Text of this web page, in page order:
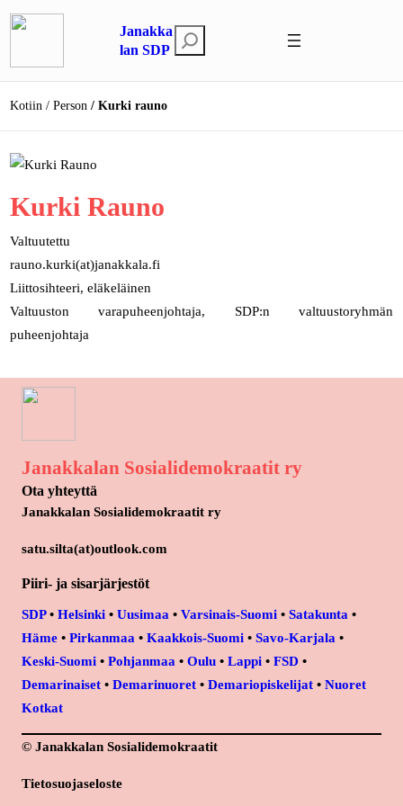
Siirry
sisältöön
Janakka
lan SDP
t
s
Kotiin Person Kurki rauno
Kurki Rauno
Valtuutettu
rauno.kurki(at)janakkala.fi
Liittosihteeri, eläkeläinen
Valtuuston varapuheenjohtaja, SDP:n valtuustoryhmän
puheenjohtaja
Janakkalan Sosialidemokraatit ry
Ota yhteyttä
Janakkalan Sosialidemokraatit ry
satu.silta(at)outlook.com
Piiri- ja sisarjärjestöt
SDP• Helsinki • Uusimaa • Varsinais-Suomi • Satakunta •
Häme • Pirkanmaa • Kaakkois-Suomi • Savo-Karjala •
Keski-Suomi • Pohjanmaa • Oulu • Lappi • FSD •
Demarinaiset • Demarinuoret • Demariopiskelijat • Nuoret
Kotkat
© Janakkalan Sosialidemokraatit
Tietosuojaseloste